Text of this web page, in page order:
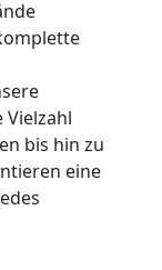
Vielzahl
bis hin zu
eine